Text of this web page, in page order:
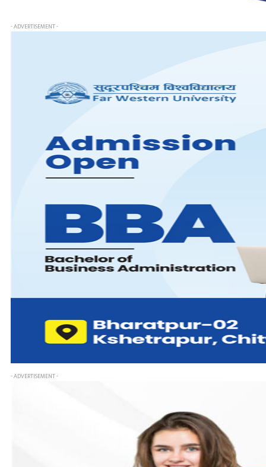
- ADVERTISEMENT -
- ADVERTISEMENT -